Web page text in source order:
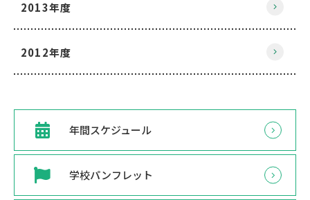
2013年度
2012年度
年間スケジュール
学校パンフレット